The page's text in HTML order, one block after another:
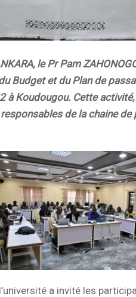
le Pr Pam
Budget et du Plan de
à Koudougou. Cette
de la chaine
a invité les